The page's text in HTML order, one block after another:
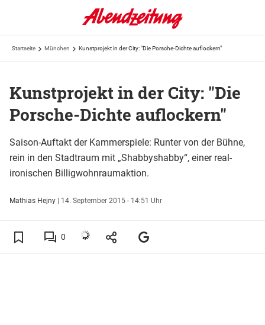
Startseite München Kunstprojekt in der City: "Die Porsche-Dichte auflockern"
Kunstprojekt in der City: "Die
Porsche-Dichte auflockern"
Saison-Auftakt der Kammerspiele: Runter von der Bühne,
rein in den Stadtraum mit „Shabbyshabby“, einer real-
ironischen Billigwohnraumaktion.
Mathias Hejny | 14. September 2015 - 14:51 Uhr
0